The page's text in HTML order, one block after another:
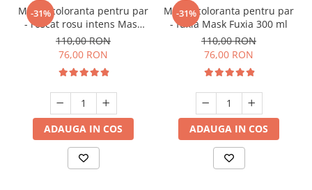
-31%
Masca coloranta pentru par
- roscat rosu intens Mask
Intense Red 300 ml
110,00 RON
76,00 RON
ADAUGA IN COS
-31%
Masca coloranta pentru par
- fuxia Mask Fuxia 300 ml
110,00 RON
76,00 RON
ADAUGA IN COS